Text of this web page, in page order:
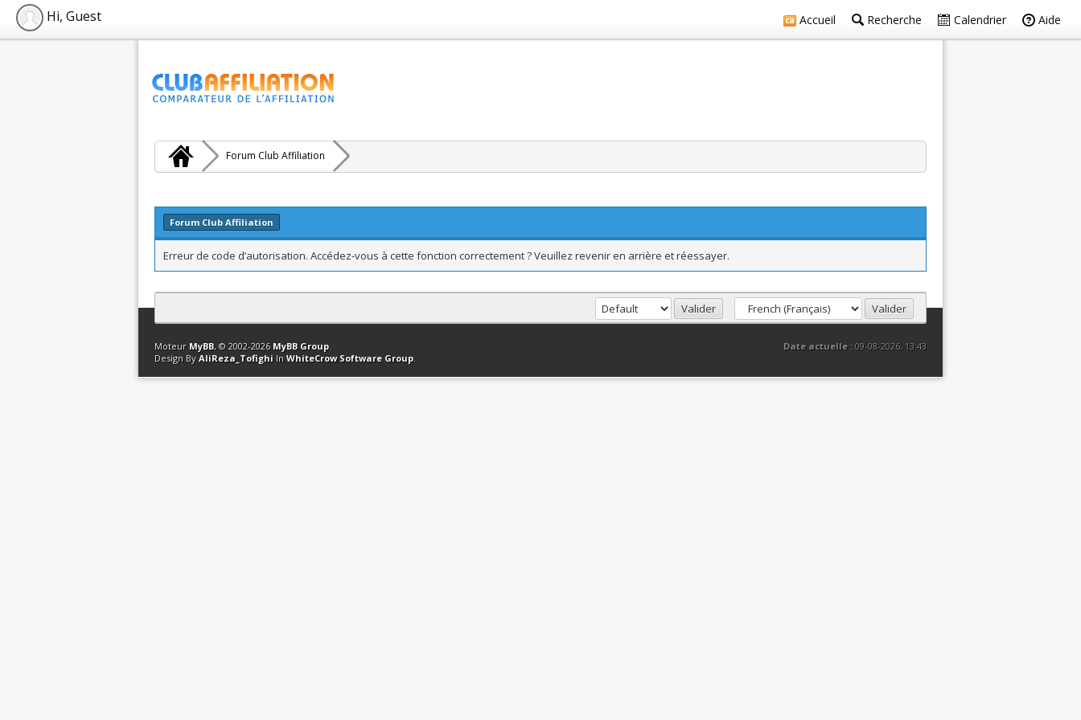
Accueil Recherche Calendrier Aide
Hi, Guest
Forum Club Affiliation
Forum Club Affiliation
Erreur de code d’autorisation. Accédez-vous à cette fonction correctement ? Veuillez revenir en arrière et réessayer.
Contact Club Affiliation Retourner en haut Version bas-débit (Archivé) Syndication RSS
Date actuelle :09-08-2026, 13:43
Moteur MyBB, © 2002-2026 MyBB Group.
Design By AliReza_Tofighi In WhiteCrow Software Group.